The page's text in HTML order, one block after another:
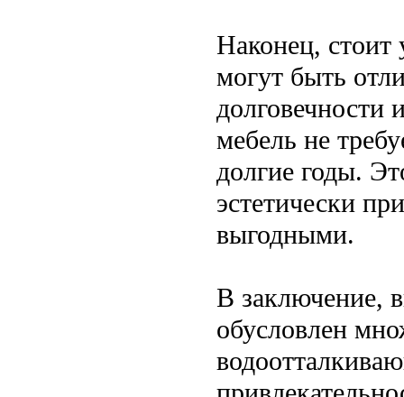
Наконец, стоит
могут быть
долговечности
мебель не
долгие годы.
эстетически
выгодными.
В заключение,
обусловлен